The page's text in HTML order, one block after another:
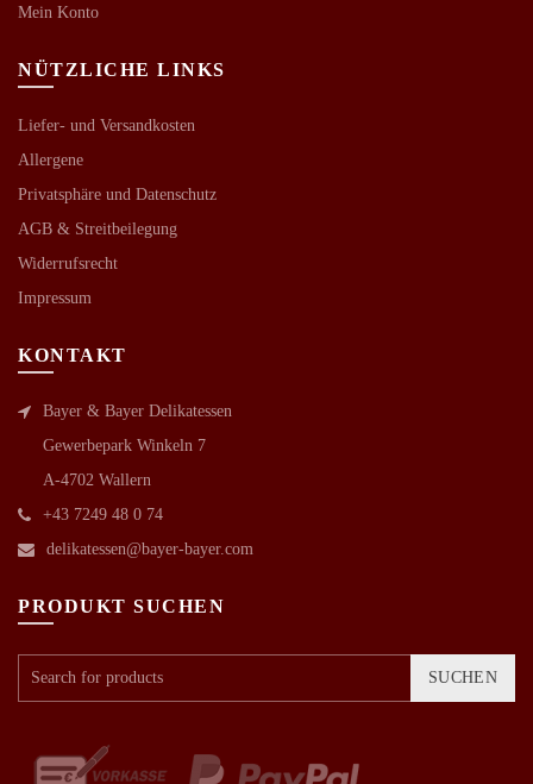
Mein Konto
NÜTZLICHE LINKS
Liefer- und Versandkosten
Allergene
Privatsphäre und Datenschutz
AGB & Streitbeilegung
Widerrufsrecht
Impressum
KONTAKT
Bayer & Bayer Delikatessen
Gewerbepark Winkeln 7
A-4702 Wallern
+43 7249 48 0 74
delikatessen@bayer-bayer.com
PRODUKT SUCHEN
SUCHEN